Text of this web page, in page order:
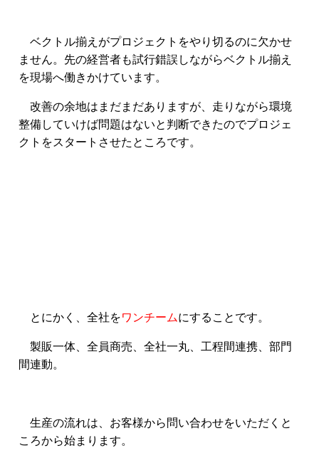
ベクトル揃えがプロジェクトをやり切るのに欠かせ
ません。先の経営者も試行錯誤しながらベクトル揃え
を現場へ働きかけています。
改善の余地はまだまだありますが、走りながら環境
整備していけば問題はないと判断できたのでプロジェ
クトをスタートさせたところです。
とにかく、全社をワンチームにすることです。
製販一体、全員商売、全社一丸、工程間連携、部門
間連動。
生産の流れは、お客様から問い合わせをいただくと
ころから始まります。